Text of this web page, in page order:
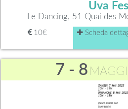
Uva
Le Dancing, 51 Quai des
10€ Scheda
7 - 8